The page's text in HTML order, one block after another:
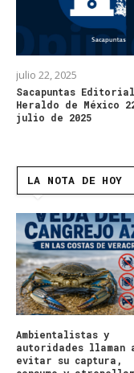
julio 22, 2025
Sacapuntas
Heraldo de México
julio de 2025
LA NOTA DE HOY
Ambientalistas y
autoridades llaman
evitar su captura,